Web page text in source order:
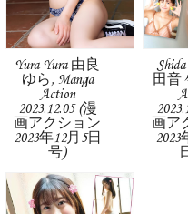
Yura Yura 由良
ゆら, Manga
Action
2023.12.05 (漫
画アクション
2023年12月5日
号)
田音
画ア
2023